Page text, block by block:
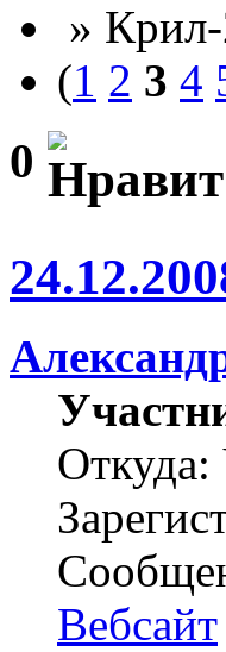
»
(1 2 3 4
0
Откуда:
Вебсайт